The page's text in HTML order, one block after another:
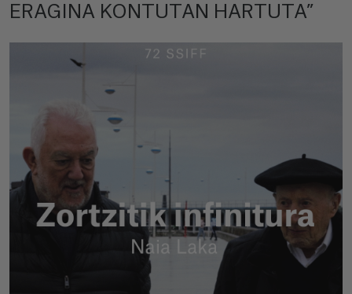
ERAGINA KONTUTAN HARTUTA”